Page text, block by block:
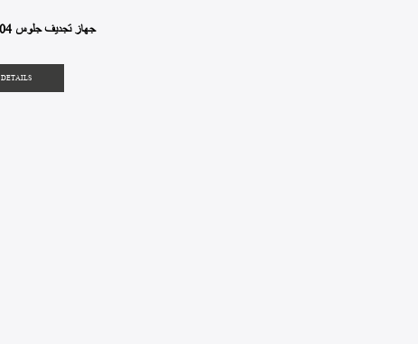
MEL-004 جهاز تجديف جلوس
DETAILS